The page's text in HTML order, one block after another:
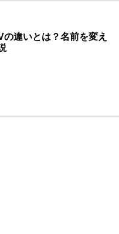
違いとは？名前を変え